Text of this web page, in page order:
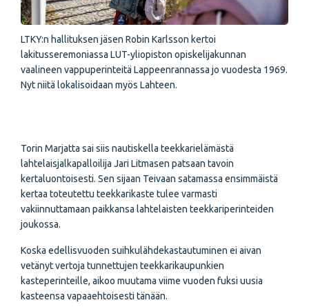
LTKY:n hallituksen jäsen Robin Karlsson kertoi
lakitusseremoniassa LUT-yliopiston opiskelijakunnan
vaalineen vappuperinteitä Lappeenrannassa jo vuodesta 1969.
Nyt niitä lokalisoidaan myös Lahteen.
Torin Marjatta sai siis nautiskella teekkarielämästä
lahtelaisjalkapalloilija Jari Litmasen patsaan tavoin
kertaluontoisesti. Sen sijaan Teivaan satamassa ensimmäistä
kertaa toteutettu teekkarikaste tulee varmasti
vakiinnuttamaan paikkansa lahtelaisten teekkariperinteiden
joukossa.
Koska edellisvuoden suihkulähdekastautuminen ei aivan
vetänyt vertoja tunnettujen teekkarikaupunkien
kasteperinteille, aikoo muutama viime vuoden fuksi uusia
kasteensa vapaaehtoisesti tänään.